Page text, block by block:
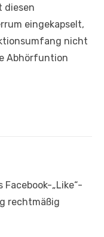
diesen
eingekapselt,
nicht
Abhörfuntion
„Like“-
rechtmäßig